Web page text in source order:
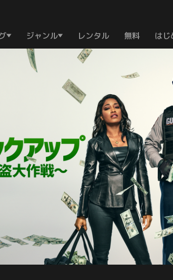
ジャンル レンタル 無料 はじ